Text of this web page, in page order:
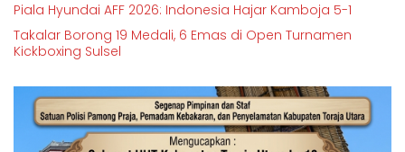
Piala Hyundai AFF 2026: Indonesia Hajar Kamboja 5-1
Takalar Borong 19 Medali, 6 Emas di Open Turnamen
Kickboxing Sulsel